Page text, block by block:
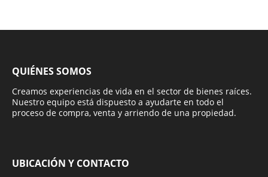
QUIÉNES SOMOS
Creamos experiencias de vida en el sector de bienes raíces.
Nuestro equipo está dispuesto a ayudarte en todo el
proceso de compra, venta y arriendo de una propiedad.
UBICACIÓN Y CONTACTO